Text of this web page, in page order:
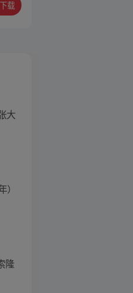
载
大
隆